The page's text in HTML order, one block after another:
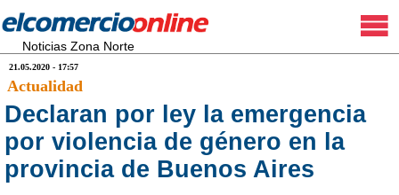
Noticias Zona Norte
21.05.2020 - 17:57
Actualidad
Declaran por ley la emergencia
por violencia de género en la
provincia de Buenos Aires